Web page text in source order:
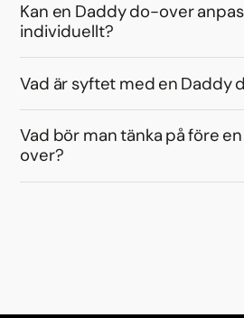
Kan en Daddy do-over
individuellt?
Vad är syftet med en Daddy
Vad bör man tänka på före
over?